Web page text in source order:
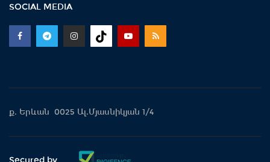
SOCIAL MEDIA
ք. Երևան 0025 Ալ.Մյասնիկյան 1/4
Secured by